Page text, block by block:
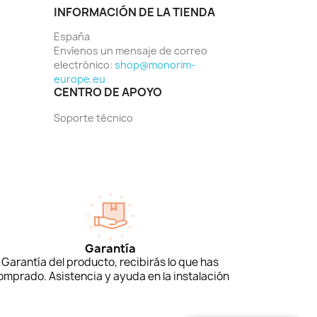
INFORMACIÓN DE LA TIENDA
España
Envíenos un mensaje de correo
electrónico: shop@monorim-
europe.eu
CENTRO DE APOYO
Soporte técnico
Garantía
Garantía del producto, recibirás lo que has
Asistencia y ayuda en la instalación